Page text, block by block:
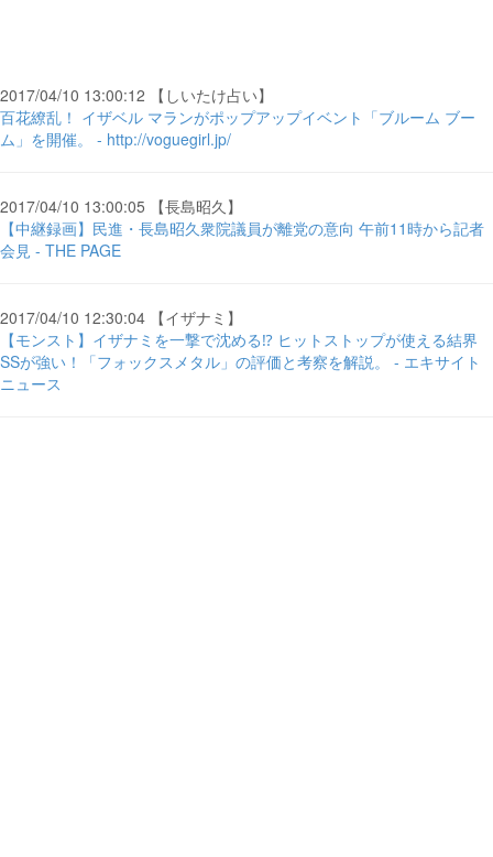
2017/04/10 13:00:12 【しいたけ占い】
百花繚乱！ イザベル マランがポップアップイベント「ブルーム ブー
ム」を開催。 - http://voguegirl.jp/
2017/04/10 13:00:05 【長島昭久】
【中継録画】民進・長島昭久衆院議員が離党の意向 午前11時から記者
会見 - THE PAGE
2017/04/10 12:30:04 【イザナミ】
【モンスト】イザナミを一撃で沈める⁉ ヒットストップが使える結界
SSが強い！「フォックスメタル」の評価と考察を解説。 - エキサイト
ニュース